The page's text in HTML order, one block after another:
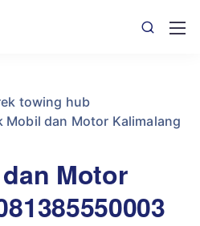
towing hub
Mobil dan Motor Kalimalang
Motor